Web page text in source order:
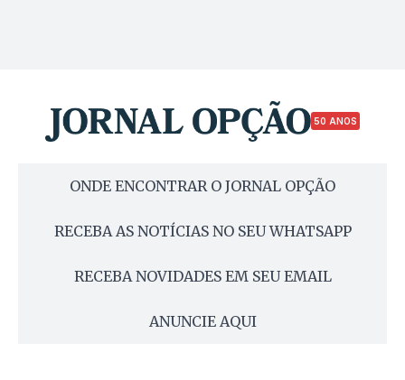
50 ANOS
ONDE ENCONTRAR O JORNAL OPÇÃO
RECEBA AS NOTÍCIAS NO SEU WHATSAPP
RECEBA NOVIDADES EM SEU EMAIL
ANUNCIE AQUI